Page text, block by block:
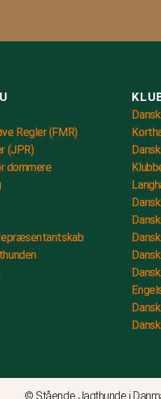
Regler (FMR)
(JPR)
dommere
© Stående Jagthunde i